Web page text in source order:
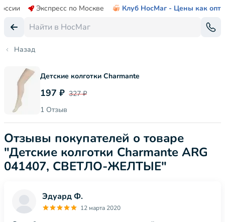
Экспресс по Москве Клуб НосМаг - Цены как опт
Назад
Детские колготки Сharmante
197 ₽ 327 ₽
1 Отзыв
Отзывы покупателей о товаре
"Детские колготки Сharmante ARG
041407, СВЕТЛО-ЖЕЛТЫЕ"
Эдуард Ф.
12 марта 2020